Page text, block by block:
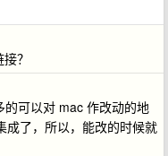
？
可以对 mac 作改动的地
成了，所以，能改的时候就